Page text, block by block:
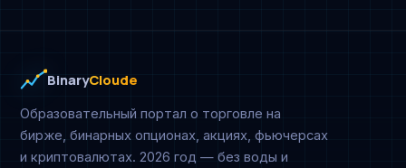
BinaryCloude
Образовательный портал о торговле на
бирже, бинарных опционах, акциях, фьючерсах
и криптовалютах. 2026 год — без воды и